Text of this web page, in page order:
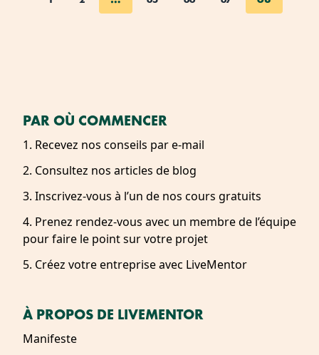
PAR OÙ COMMENCER
1. Recevez nos conseils par e-mail
2. Consultez nos articles de blog
3. Inscrivez-vous à l’un de nos cours gratuits
4. Prenez rendez-vous avec un membre de l’équipe
pour faire le point sur votre projet
5. Créez votre entreprise avec LiveMentor
À PROPOS DE LIVEMENTOR
Manifeste